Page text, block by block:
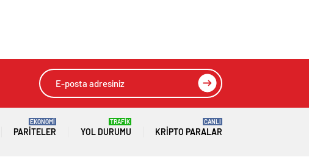
PARITELER
EKONOMİ
YOL DURUMU
TRAFİK
KRIPTO PARALAR
CANLI